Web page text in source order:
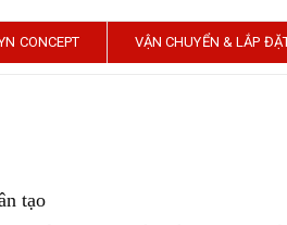
CONCEPT VẬN CHUYỂN & LẮP
tạo